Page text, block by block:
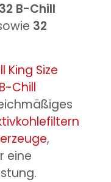
32 B-Chill
32
King Size
B-Chill
,
eine